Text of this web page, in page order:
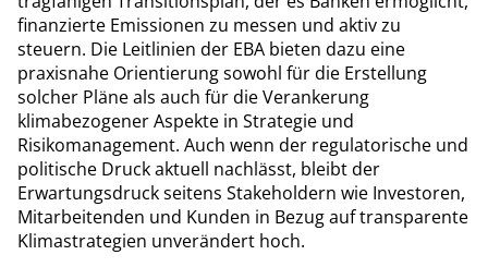
finanzierte Emissionen zu messen und aktiv zu
steuern. Die Leitlinien der EBA bieten dazu eine
praxisnahe Orientierung sowohl für die Erstellung
solcher Pläne als auch für die Verankerung
klimabezogener Aspekte in Strategie und
Risikomanagement. Auch wenn der regulatorische und
politische Druck aktuell nachlässt, bleibt der
Erwartungsdruck seitens Stakeholdern wie Investoren,
Mitarbeitenden und Kunden in Bezug auf transparente
Klimastrategien unverändert hoch.